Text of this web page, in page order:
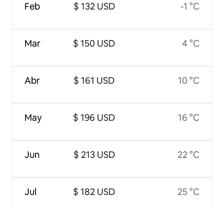
Feb
Mar
Abr
May
Jun
Jul
$ 132 USD
$ 150 USD
$ 161 USD
$ 196 USD
$ 213 USD
$ 182 USD
-1 °C
4 °C
10 °C
16 °C
22 °C
25 °C